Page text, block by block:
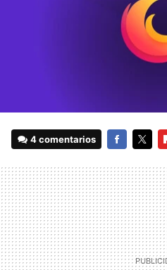
4 comentarios